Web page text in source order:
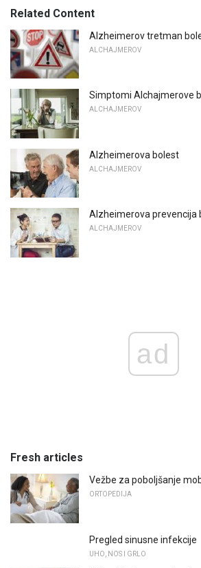
Related Content
Alzheimerov tretman
ALCHAJMEROV
Simptomi Alchajmerove
ALCHAJMEROV
Alzheimerova bolest
ALCHAJMEROV
Alzheimerova prevencija
ALCHAJMEROV
ad
Fresh articles
Vežbe za poboljšanje
ORTOPEDIJA
Pregled sinusne infekcije
UHO, NOS I GRLO